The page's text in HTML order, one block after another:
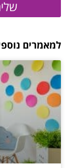
למאמרים